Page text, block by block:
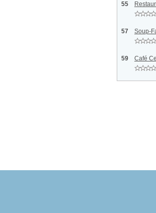
55
57 Soup-
59 Café